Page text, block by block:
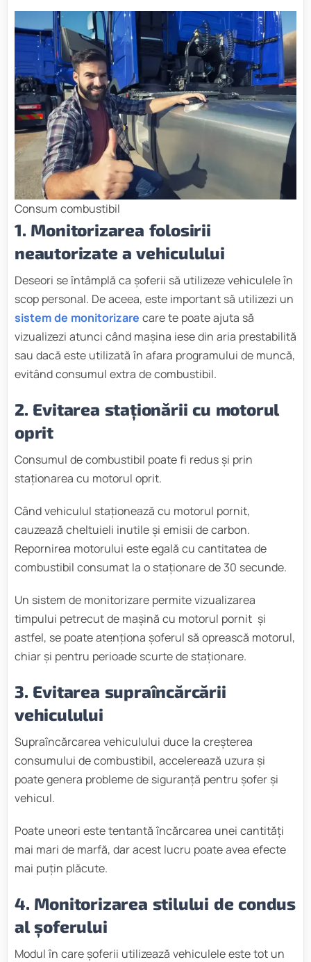
Consum combustibil
1. Monitorizarea folosirii
neautorizate a vehiculului
Deseori se întâmplă ca șoferii să utilizeze vehiculele în
scop personal. De aceea, este important să utilizezi un
sistem de monitorizare care te poate ajuta să
vizualizezi atunci când mașina iese din aria prestabilită
sau dacă este utilizată în afara programului de muncă,
evitând consumul extra de combustibil.
2. Evitarea staționării cu motorul
oprit
Consumul de combustibil poate fi redus și prin
staționarea cu motorul oprit.
Când vehiculul staționează cu motorul pornit,
cauzează cheltuieli inutile și emisii de carbon.
Repornirea motorului este egală cu cantitatea de
combustibil consumat la o staționare de 30 secunde.
Un sistem de monitorizare permite vizualizarea
timpului petrecut de mașină cu motorul pornit și
astfel, se poate atenționa șoferul să oprească motorul,
chiar și pentru perioade scurte de staționare.
3. Evitarea supraîncărcării
vehiculului
Supraîncărcarea vehiculului duce la creșterea
consumului de combustibil, accelerează uzura și
poate genera probleme de siguranță pentru șofer și
vehicul.
Poate uneori este tentantă încărcarea unei cantități
mai mari de marfă, dar acest lucru poate avea efecte
mai puțin plăcute.
4. Monitorizarea stilului de condus
al șoferului
Modul în care șoferii utilizează vehiculele este tot un